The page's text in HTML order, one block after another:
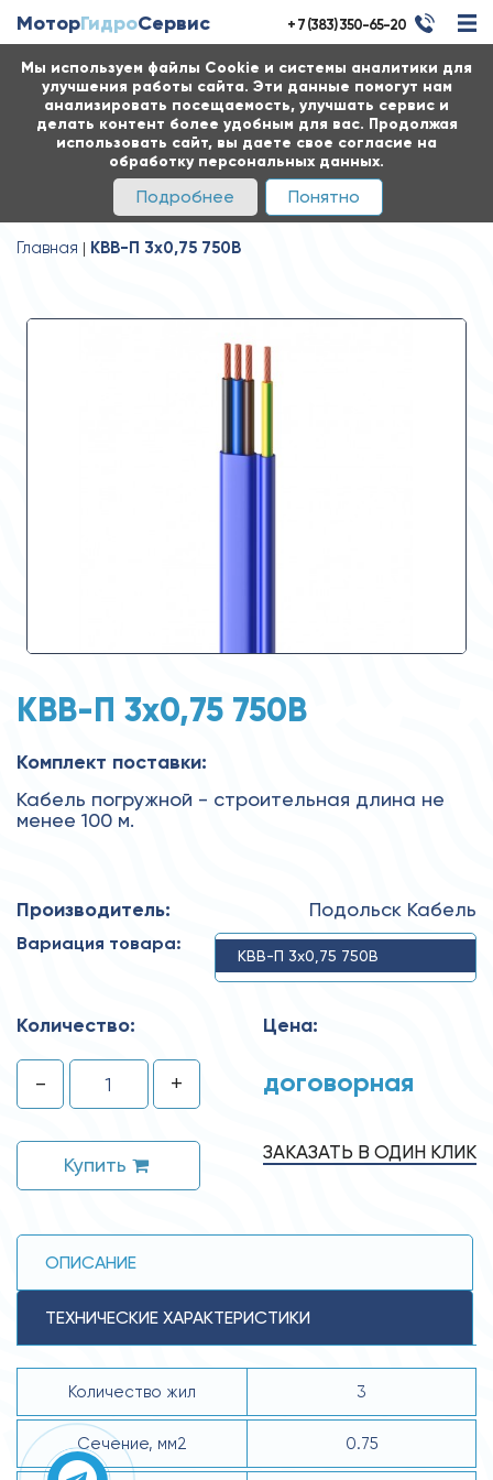
Мы используем файлы Cookie и системы аналитики для
улучшения работы сайта. Эти данные помогут нам
анализировать посещаемость, улучшать сервис и
делать контент более удобным для вас. Продолжая
использовать сайт, вы даете свое согласие на
обработку персональных данных.
Подробнее Понятно
МоторГидроСервис + 7 (383) 350-65-20
Главная КВВ-П 3x0,75 750В
КВВ-П 3x0,75 750В
Комплект поставки:
Кабель погружной - строительная длина не
менее 100 м.
Производитель: Подольск Кабель
Вариация товара:
КВВ-П 3x0,75 750В
Количество:
- +
Купить
Цена:
договорная
ЗАКАЗАТЬ В ОДИН КЛИК
ОПИСАНИЕ
ТЕХНИЧЕСКИЕ ХАРАКТЕРИСТИКИ
Количество жил 3
Сечение, мм2 0.75